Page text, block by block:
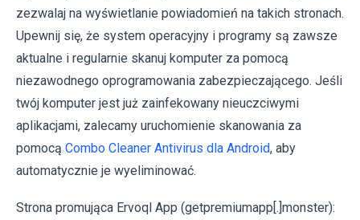
zezwalaj na wyświetlanie powiadomień na takich stronach.
Upewnij się, że system operacyjny i programy są zawsze
aktualne i regularnie skanuj komputer za pomocą
niezawodnego oprogramowania zabezpieczającego. Jeśli
twój komputer jest już zainfekowany nieuczciwymi
aplikacjami, zalecamy uruchomienie skanowania za
pomocą Combo Cleaner Antivirus dla Android, aby
automatycznie je wyeliminować.
Strona promująca Ervoql App (getpremiumapp[.]monster):